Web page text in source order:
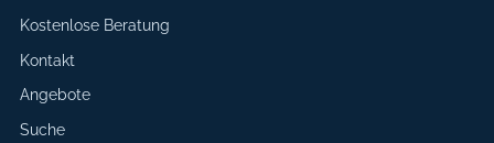
Kostenlose Beratung
Kontakt
Angebote
Suche